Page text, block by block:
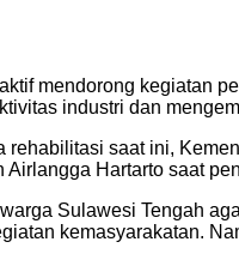
mendorong kegiatan
industri dan
rehabilitasi saat ini,
Airlangga Hartarto saat
Sulawesi Tengah
kemasyarakatan.